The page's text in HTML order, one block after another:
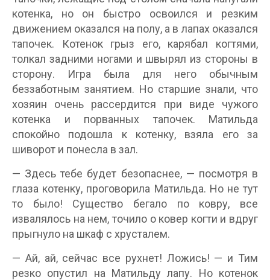
котенка, но он быстро освоился и резким
движением оказался на полу, а в лапах оказался
тапочек. Котенок грыз его, карябал когтями,
толкал задними ногами и швырял из стороны в
сторону. Игра была для него обычным
беззаботным занятием. Но старшие знали, что
хозяин очень рассердится при виде чужого
котенка и порванных тапочек. Матильда
спокойно подошла к котенку, взяла его за
шиворот и понесла в зал.
— Здесь тебе будет безопаснее, — посмотря в
глаза котенку, проговорила Матильда. Но не тут
то было! Существо бегало по ковру, все
извалялось на нем, точило о ковер когти и вдруг
прыгнуло на шкаф с хрусталем.
— Ай, ай, сейчас все рухнет! Ложись! — и Тим
резко опустил на Матильду лапу. Но котенок